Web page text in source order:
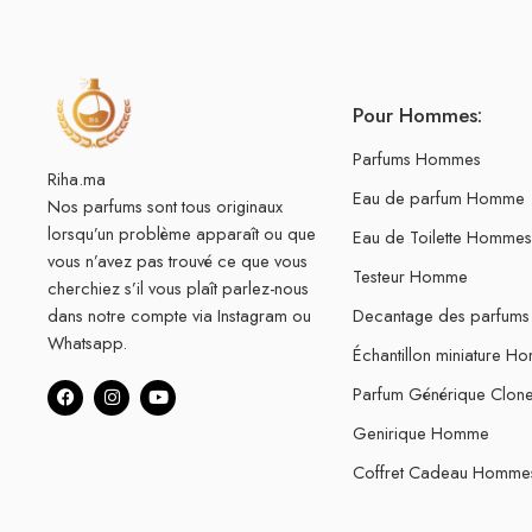
Riha.ma
Nos parfums sont tous originaux
lorsqu’un problème apparaît ou que
vous n’avez pas trouvé ce que vous
cherchiez s’il vous plaît parlez-nous
dans notre compte via Instagram ou
Whatsapp.
Pour Hommes:
Parfums Hommes
Eau de parfum Homme
Eau de Toilette Hommes
Testeur Homme
Decantage des
Échantillon miniature
Parfum Générique
Genirique Homme
Coffret Cadeau